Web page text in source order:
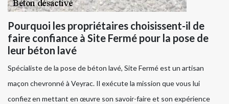
Pourquoi les propriétaires choisissent-il de
faire confiance à Site Fermé pour la pose de
leur béton lavé
Spécialiste de la pose de béton lavé, Site Fermé est un artisan
maçon chevronné à Veyrac. Il exécute la mission que vous lui
confiez en mettant en œuvre son savoir-faire et son expérience